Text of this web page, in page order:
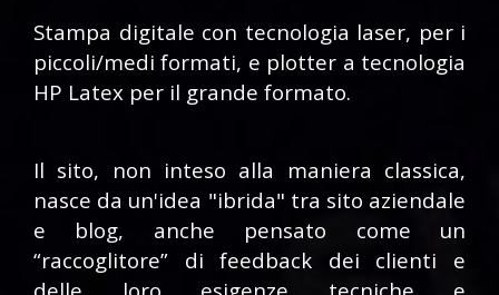
Stampa digitale con tecnologia laser, per i
piccoli/medi formati, e plotter a tecnologia
HP Latex per il grande formato.
Il sito, non inteso alla maniera classica,
nasce da un'idea "ibrida" tra sito aziendale
e blog, anche pensato come un
“raccoglitore” di feedback dei clienti e